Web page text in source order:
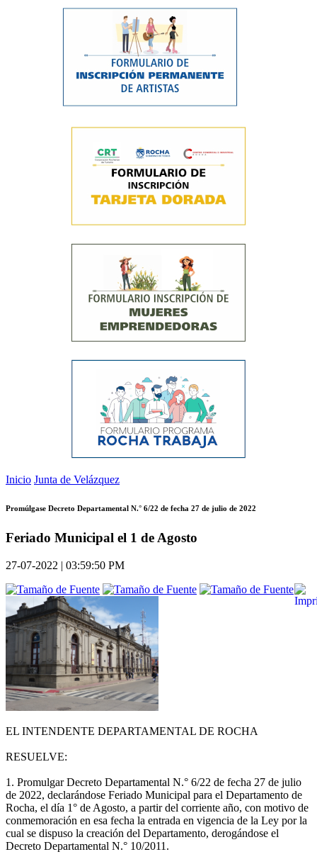
Inicio Junta de Velázquez
Promúlgase Decreto Departamental N.° 6/22 de fecha 27 de julio de 2022
Feriado Municipal el 1 de Agosto
27-07-2022 | 03:59:50 PM
EL INTENDENTE DEPARTAMENTAL DE ROCHA
RESUELVE:
1. Promulgar Decreto Departamental N.° 6/22 de fecha 27 de julio
de 2022, declarándose Feriado Municipal para el Departamento de
Rocha, el día 1° de Agosto, a partir del corriente año, con motivo de
conmemoración en esa fecha la entrada en vigencia de la Ley por la
cual se dispuso la creación del Departamento, derogándose el
Decreto Departamental N.° 10/2011.